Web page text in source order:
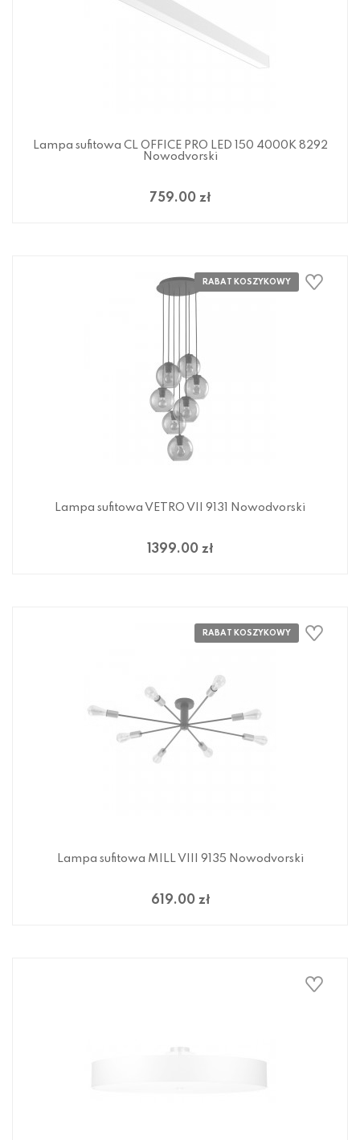
Lampa sufitowa CL OFFICE PRO LED 150 4000K 8292
Nowodvorski
759.00 zł
Lampa sufitowa VETRO VII 9131 Nowodvorski
1399.00 zł
Lampa sufitowa MILL VIII 9135 Nowodvorski
619.00 zł